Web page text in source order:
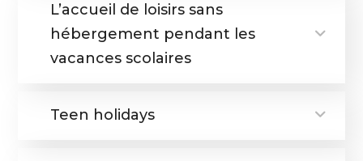
L’accueil de loisirs sans
hébergement pendant les
vacances scolaires
Teen holidays